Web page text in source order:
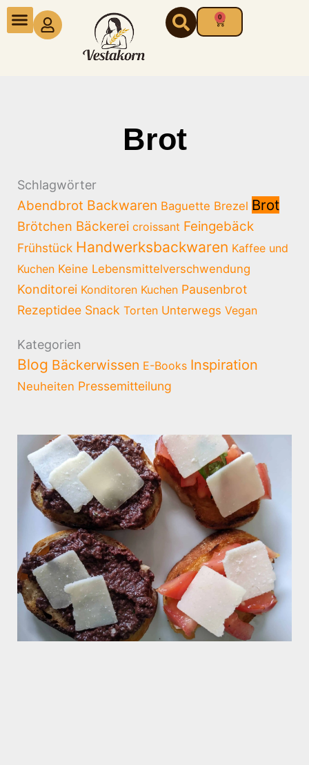
Zum
Inhalt
0
Warenkorb
Brot
Schlagwörter
Abendbrot Backwaren Baguette Brezel Brot
Brötchen Bäckerei croissant Feingebäck
Frühstück Handwerksbackwaren Kaffee und
Kuchen Keine Lebensmittelverschwendung
Konditorei Konditoren Kuchen Pausenbrot
Rezeptidee Snack Torten Unterwegs Vegan
Kategorien
Blog Bäckerwissen E-Books Inspiration
Neuheiten Pressemitteilung